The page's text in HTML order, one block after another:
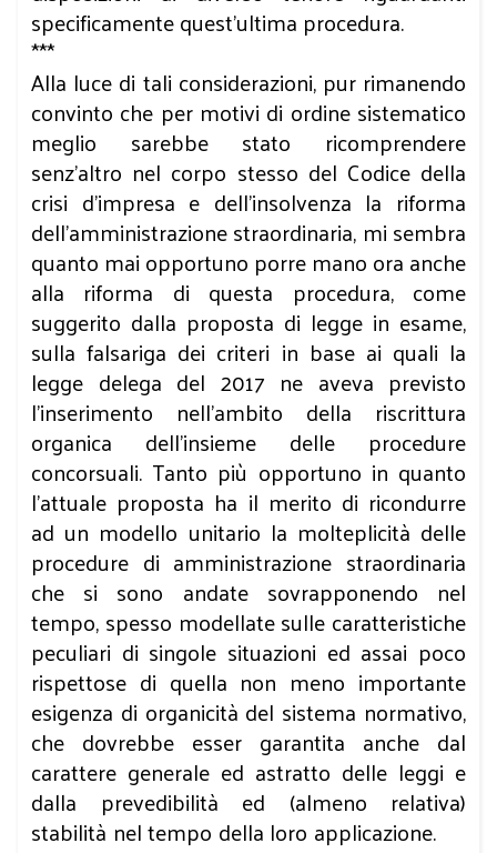
specificamente quest’ultima procedura.
***
Alla luce di tali considerazioni, pur rimanendo
convinto che per motivi di ordine sistematico
meglio sarebbe stato ricomprendere
senz’altro nel corpo stesso del Codice della
crisi d’impresa e dell’insolvenza la riforma
dell’amministrazione straordinaria, mi sembra
quanto mai opportuno porre mano ora anche
alla riforma di questa procedura, come
suggerito dalla proposta di legge in esame,
sulla falsariga dei criteri in base ai quali la
legge delega del 2017 ne aveva previsto
l’inserimento nell’ambito della riscrittura
organica dell’insieme delle procedure
concorsuali. Tanto più opportuno in quanto
l’attuale proposta ha il merito di ricondurre
ad un modello unitario la molteplicità delle
procedure di amministrazione straordinaria
che si sono andate sovrapponendo nel
tempo, spesso modellate sulle caratteristiche
peculiari di singole situazioni ed assai poco
rispettose di quella non meno importante
esigenza di organicità del sistema normativo,
che dovrebbe esser garantita anche dal
carattere generale ed astratto delle leggi e
dalla prevedibilità ed (almeno relativa)
stabilità nel tempo della loro applicazione.